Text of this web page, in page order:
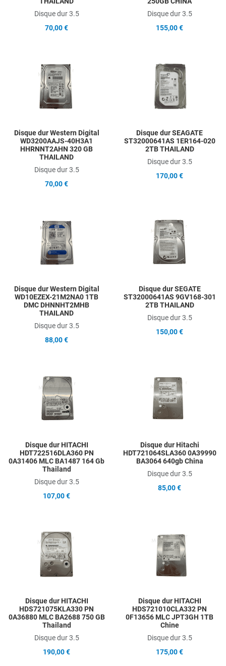
Disque dur 3.5
70,00 €
Disque dur 3.5
155,00 €
Add to Compare
Disque dur Western Digital
WD3200AAJS-40H3A1
HHRNNT2AHN 320 GB
THAILAND
Disque dur 3.5
70,00 €
Disque dur SEAGATE
ST32000641AS 1ER164-020
2TB THAILAND
Disque dur 3.5
170,00 €
Add to Compare
Disque dur Western Digital
WD10EZEX-21M2NA0 1TB
DMC DHNNHT2MHB
THAILAND
Disque dur 3.5
88,00 €
Disque dur SEGATE
ST32000641AS 9GV168-301
2TB THAILAND
Disque dur 3.5
150,00 €
Add to Compare
Disque dur HITACHI
HDT722516DLA360 PN
0A31406 MLC BA1487 164 Gb
Thailand
Disque dur 3.5
107,00 €
Disque dur Hitachi
HDT721064SLA360 0A39990
BA3064 640gb China
Disque dur 3.5
85,00 €
Add to Compare
Disque dur HITACHI
HDS721075KLA330 PN
0A36880 MLC BA2688 750 GB
Thailand
Disque dur 3.5
190,00 €
Disque dur HITACHI
HDS721010CLA332 PN
0F13656 MLC JPT3GH 1TB
Chine
Disque dur 3.5
175,00 €